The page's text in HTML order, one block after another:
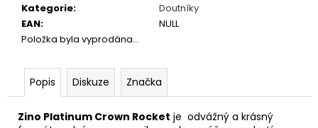
Kategorie:
Doutníky
EAN:
NULL
Položka byla vyprodána…
Popis Diskuze Značka
Zino Platinum Crown Rocket je odvážný a krásný
m
e
DAVIDOFF
ESCURIO
ROBUSTO
4